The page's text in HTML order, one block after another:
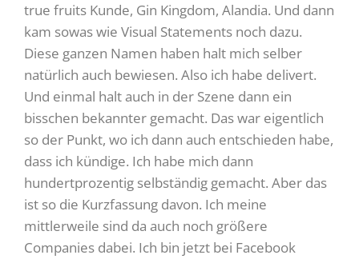
true fruits Kunde, Gin Kingdom, Alandia. Und dann
kam sowas wie Visual Statements noch dazu.
Diese ganzen Namen haben halt mich selber
natürlich auch bewiesen. Also ich habe delivert.
Und einmal halt auch in der Szene dann ein
bisschen bekannter gemacht. Das war eigentlich
so der Punkt, wo ich dann auch entschieden habe,
dass ich kündige. Ich habe mich dann
hundertprozentig selbständig gemacht. Aber das
ist so die Kurzfassung davon. Ich meine
mittlerweile sind da auch noch größere
Companies dabei. Ich bin jetzt bei Facebook